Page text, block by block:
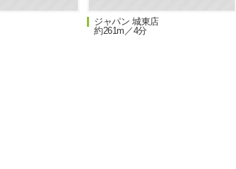
ジャパン 城東店
約261m／4分